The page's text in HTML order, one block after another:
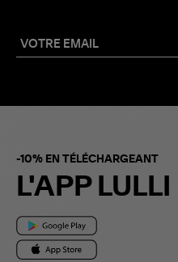
-10% EN TÉLÉCHARGEANT
L'APP LULLI